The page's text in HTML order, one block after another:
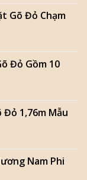
Gõ Đỏ Chạm
Đỏ Gồm 10
Đỏ 1,76m Mẫu
Nam Phi